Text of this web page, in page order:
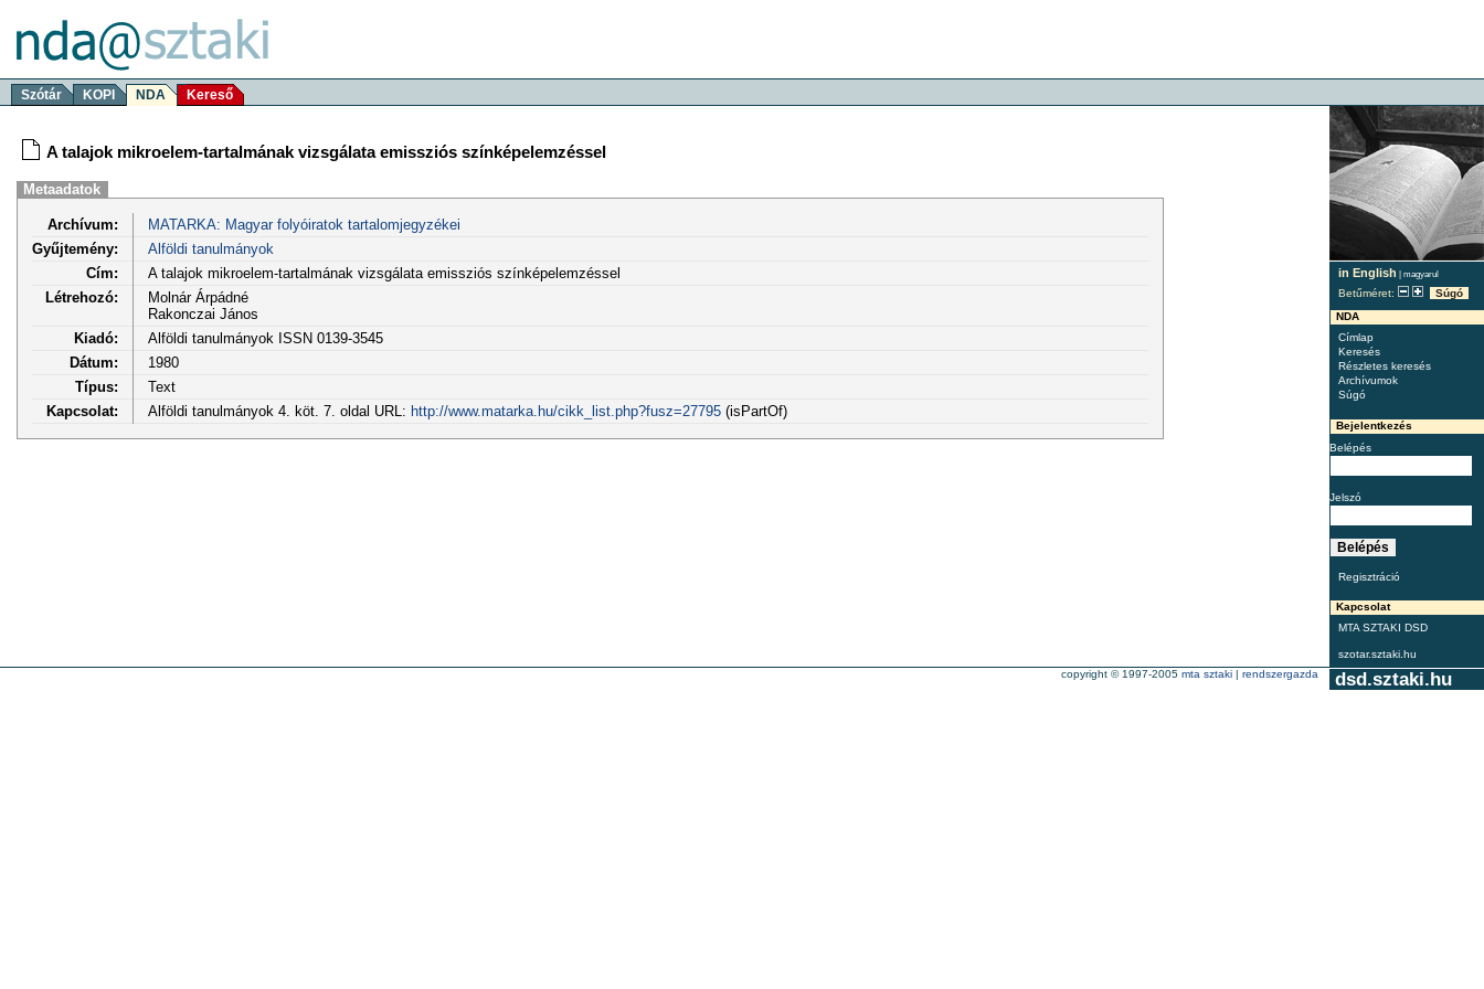
Szótár KOPI NDA Kereső
in English | magyarul
Betűméret:
Súgó
NDA
Címlap
Keresés
Részletes keresés
Archívumok
Súgó
Bejelentkezés
Belépés
Jelszó
Regisztráció
Kapcsolat
MTA SZTAKI DSD
szotar.sztaki.hu
A talajok mikroelem-tartalmának vizsgálata emissziós színképelemzéssel
Metaadatok
Archívum:
MATARKA: Magyar folyóiratok tartalomjegyzékei
Gyűjtemény:
Alföldi tanulmányok
Cím:
A talajok mikroelem-tartalmának vizsgálata emissziós színképelemzéssel
Létrehozó:
Molnár Árpádné
Rakonczai János
Kiadó:
Alföldi tanulmányok ISSN 0139-3545
Dátum:
1980
Típus:
Text
Kapcsolat:
Alföldi tanulmányok 4. köt. 7. oldal URL: http://www.matarka.hu/cikk_list.php?fusz=27795(isPartOf)
dsd.sztaki.hu
copyright © 1997-2005 mta sztaki | rendszergazda